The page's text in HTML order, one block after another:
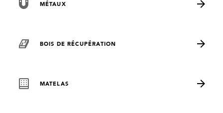
MÉTAUX
BOIS DE RÉCUPÉRATION
MATELAS